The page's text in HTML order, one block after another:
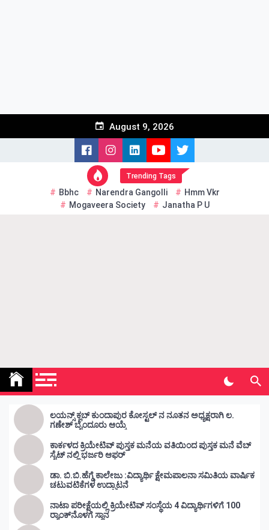
August 9, 2026
Trending Tags
Bbhc Narendra Gangolli
Hmm Vkr
Mogaveera Society
Janatha P U
Kunda Vahini – ಕುಂದ ವಾಹಿನಿ
ಲಯನ್ಸ್ ಕ್ಲಬ್ ಕುಂದಾಪುರ ಕೋಸ್ಟಲ್ ನ ನೂತನ ಅಧ್ಯಕ್ಷರಾಗಿ ಲ.
ಗಣೇಶ್ ಬೈಂದೂರು ಆಯ್ಕೆ
ಕಾರ್ಕಳದ ಕ್ರಿಯೇಟಿವ್ ಪುಸ್ತಕ ಮನೆಯ ವತಿಯಿಂದ ಪುಸ್ತಕ ಮನೆ ವೆಬ್
ಸೈಟ್ ನಲ್ಲಿ ಭರ್ಜರಿ ಆಫರ್
ಡಾ. ಬಿ.ಬಿ.ಹೆಗ್ಡೆ ಕಾಲೇಜು :ವಿದ್ಯಾರ್ಥಿ ಕ್ಷೇಮಪಾಲನಾ ಸಮಿತಿಯ ವಾರ್ಷಿಕ
ಚಟುವಟಿಕೆಗಳ ಉದ್ಘಾಟನೆ
ನಾಟಾ ಪರೀಕ್ಷೆಯಲ್ಲಿ ಕ್ರಿಯೇಟಿವ್ ಸಂಸ್ಥೆಯ 4 ವಿದ್ಯಾರ್ಥಿಗಳಿಗೆ 100
ರ‍್ಯಾಂಕ್‌ನೊಳಗೆ ಸ್ಥಾನ